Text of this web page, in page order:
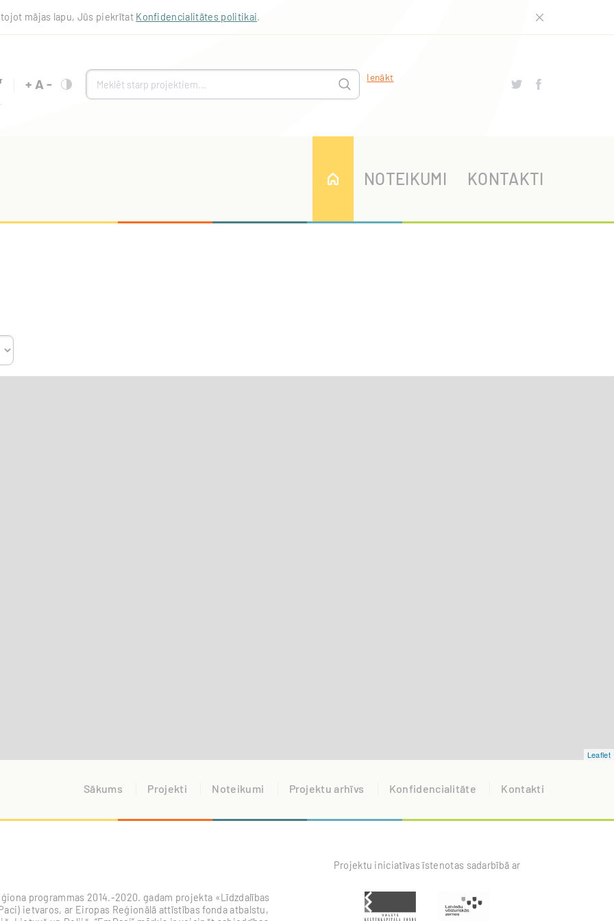
mājas lapu, Jūs piekrītat Konfidencialitātes politikai.
+ A - Ienākt
NOTEIKUMI KONTAKTI
Leaflet
Sākums Projekti Noteikumi Projektu arhīvs Konfidencialitāte Kontakti
programmas 2014.-2020. gadam projekta «Līdzdalības
ietvaros, ar Eiropas Reģionālā attīstības fonda atbalstu,
Projektu iniciatīvas īstenotas sadarbībā ar